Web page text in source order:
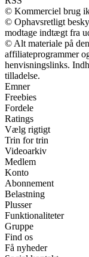
© Kommerciel brug
© Ophavsretligt
modtage indtægt fra
© Alt materiale på
affiliateprogrammer
henvisningslinks.
tilladelse.
Emner
Freebies
Fordele
Ratings
Vælg rigtigt
Trin for trin
Videoarkiv
Medlem
Konto
Abonnement
Belastning
Plusser
Funktionaliteter
Gruppe
Find os
Få nyheder